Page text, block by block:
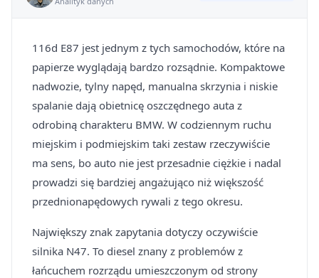
116d E87 jest jednym z tych samochodów, które na
papierze wyglądają bardzo rozsądnie. Kompaktowe
nadwozie, tylny napęd, manualna skrzynia i niskie
spalanie dają obietnicę oszczędnego auta z
odrobiną charakteru BMW. W codziennym ruchu
miejskim i podmiejskim taki zestaw rzeczywiście
ma sens, bo auto nie jest przesadnie ciężkie i nadal
prowadzi się bardziej angażująco niż większość
przednionapędowych rywali z tego okresu.
Największy znak zapytania dotyczy oczywiście
silnika N47. To diesel znany z problemów z
łańcuchem rozrządu umieszczonym od strony